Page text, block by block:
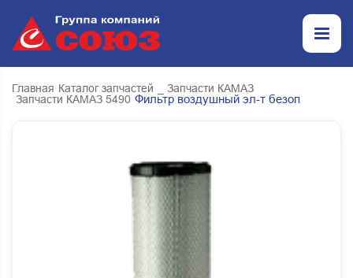
Главная Каталог запчастей
_ Запчасти КАМАЗ
Запчасти КАМАЗ 5490 Фильтр воздушный эл-т безоп